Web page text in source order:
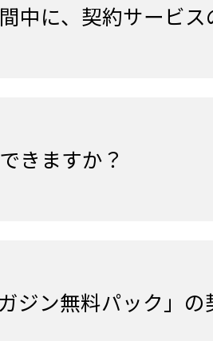
中に、契約サービ
きますか？
ガジン無料パック」